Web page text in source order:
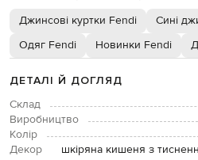
Джинсові куртки Fendi
Сині
Одяг Fendi
Новинки Fendi
ДЕТАЛІ Й ДОГЛЯД
Склад
Виробництво
Колір
Декор
шкіряна кишеня з